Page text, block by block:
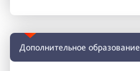
Дополнительное образование